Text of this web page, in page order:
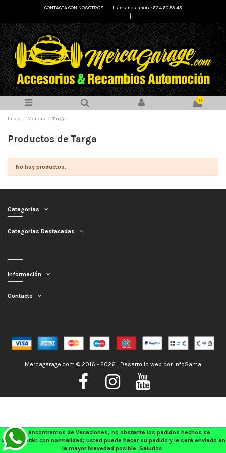
Nos encontramos de Vacaciones, no obstante los pedidos hechos se
despacharán con normalidad; usted puede hacer su pedido y le será enviado en
la mayor brevedad posible. Saludos.
CONTACTA CON NOSOTROS
Llámanos ahora: 624 60 53 43
0
Inicio Marcas Targa
Productos de Targa
No hay productos.
Categorías
Categorías Destacadas
Información
Contacto
Mercagarage.com © 2016 - 2026 | Desarrollo web por InfoSama